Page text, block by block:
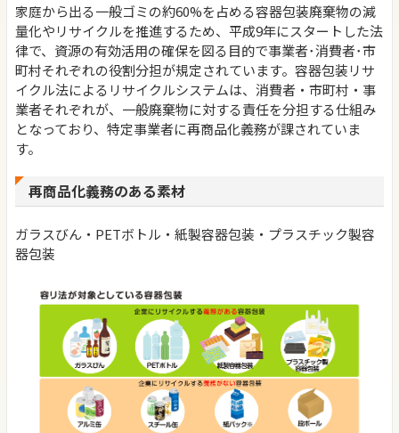
家庭から出る一般ゴミの約60%を占める容器包装廃棄物の減
量化やリサイクルを推進するため、平成9年にスタートした法
律で、資源の有効活用の確保を図る目的で事業者･消費者･市
町村それぞれの役割分担が規定されています。容器包装リサ
イクル法によるリサイクルシステムは、消費者・市町村・事
業者それぞれが、一般廃棄物に対する責任を分担する仕組み
となっており、特定事業者に再商品化義務が課されていま
す。
再商品化義務のある素材
ガラスびん・PETボトル・紙製容器包装・プラスチック製容
器包装